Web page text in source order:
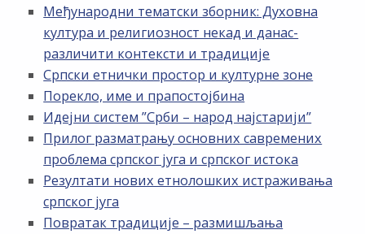
Међународни тематски зборник: Духовна
култура и религиозност некад и данас-
различити контексти и традиције
Српски етнички простор и културне зоне
Порекло, име и прапостојбина
Идејни систем ”Срби – народ најстарији”
Прилог разматрању основних савремених
проблема српског југа и српског истока
Резултати нових етнолошких истраживања
српског југа
Повратак традиције – размишљања